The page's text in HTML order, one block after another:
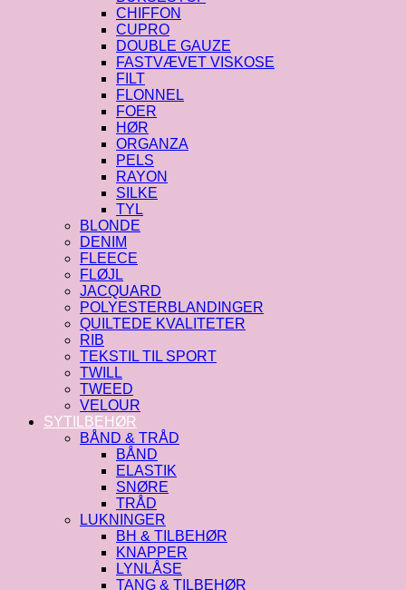
CHIFFON
CUPRO
DOUBLE GAUZE
FASTVÆVET VISKOSE
FILT
FLONNEL
FOER
HØR
ORGANZA
PELS
RAYON
SILKE
TYL
BLONDE
DENIM
FLEECE
FLØJL
JACQUARD
POLYESTERBLANDINGER
QUILTEDE KVALITETER
RIB
TEKSTIL TIL SPORT
TWILL
TWEED
VELOUR
SYTILBEHØR
BÅND & TRÅD
BÅND
ELASTIK
SNØRE
TRÅD
LUKNINGER
BH & TILBEHØR
KNAPPER
LYNLÅSE
TANG & TILBEHØR